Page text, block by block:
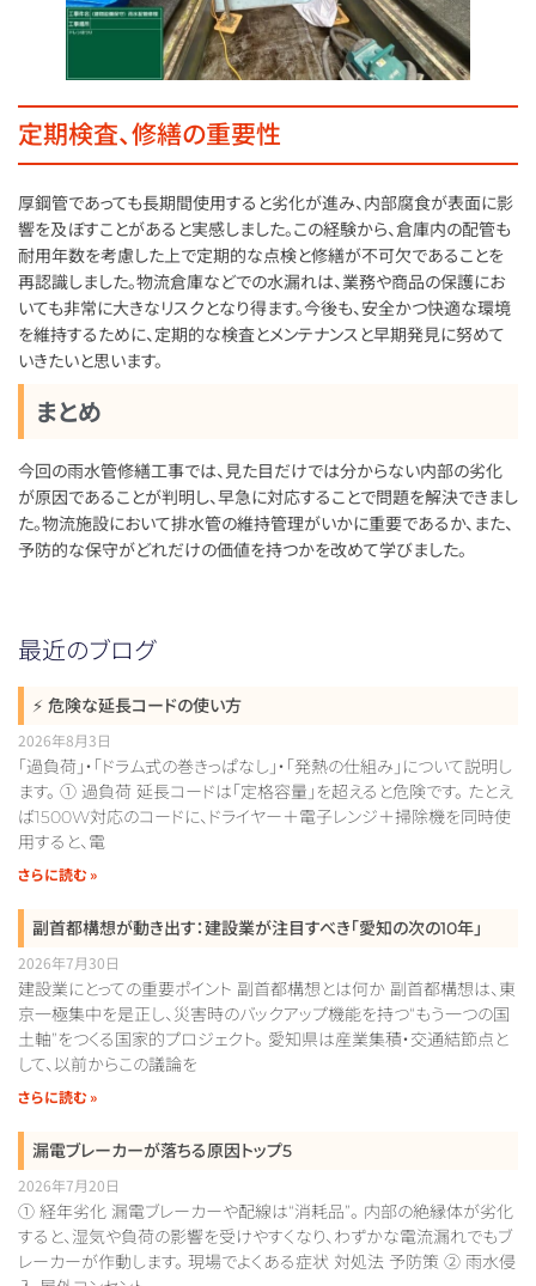
定期検査、修繕の重要性
厚鋼管であっても長期間使用すると劣化が進み、内部腐食が表面に影
響を及ぼすことがあると実感しました。この経験から、倉庫内の配管も
耐用年数を考慮した上で定期的な点検と修繕が不可欠であることを
再認識しました。物流倉庫などでの水漏れは、業務や商品の保護にお
いても非常に大きなリスクとなり得ます。今後も、安全かつ快適な環境
を維持するために、定期的な検査とメンテナンスと早期発見に努めて
いきたいと思います。
まとめ
今回の雨水管修繕工事では、見た目だけでは分からない内部の劣化
が原因であることが判明し、早急に対応することで問題を解決できまし
た。物流施設において排水管の維持管理がいかに重要であるか、また、
予防的な保守がどれだけの価値を持つかを改めて学びました。
最近のブログ
⚡ 危険な延長コードの使い方
2026年8月3日
「過負荷」・「ドラム式の巻きっぱなし」・「発熱の仕組み」について説明し
ます。 ① 過負荷 延長コードは「定格容量」を超えると危険です。 たとえ
ば1500W対応のコードに、ドライヤー＋電子レンジ＋掃除機を同時使
用すると、電
さらに読む »
副首都構想が動き出す：建設業が注目すべき「愛知の次の10年」
2026年7月30日
建設業にとっての重要ポイント 副首都構想とは何か 副首都構想は、東
京一極集中を是正し、災害時のバックアップ機能を持つ“もう一つの国
土軸”をつくる国家的プロジェクト。 愛知県は産業集積・交通結節点と
して、以前からこの議論を
さらに読む »
漏電ブレーカーが落ちる原因トップ5
2026年7月20日
① 経年劣化 漏電ブレーカーや配線は“消耗品”。 内部の絶縁体が劣化
すると、湿気や負荷の影響を受けやすくなり、わずかな電流漏れでもブ
レーカーが作動します。 現場でよくある症状 対処法 予防策 ② 雨水侵